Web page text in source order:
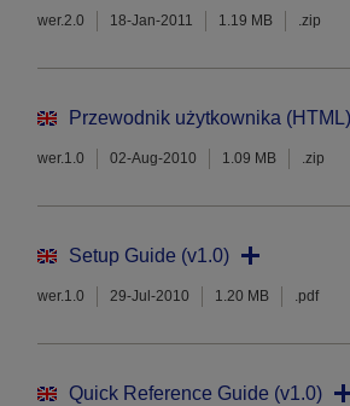
wer.2.0 18-Jan-2011 1.19 MB .zip
Przewodnik użytkownika
wer.1.0 02-Aug-2010 1.09 MB .zip
Setup Guide (v1.0)
wer.1.0 29-Jul-2010 1.20 MB .pdf
Quick Reference Guide (v1.0)